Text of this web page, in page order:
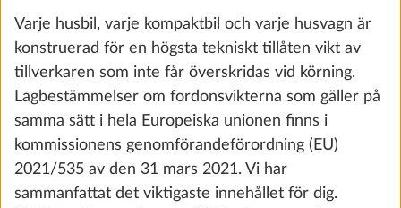
Varje husbil, varje kompaktbil och varje husvagn är
konstruerad för en högsta tekniskt tillåten vikt av
tillverkaren som inte får överskridas vid körning.
Lagbestämmelser om fordonsvikterna som gäller på
samma sätt i hela Europeiska unionen finns i
kommissionens genomförandeförordning (EU)
2021/535 av den 31 mars 2021. Vi har
sammanfattat det viktigaste innehållet för dig.